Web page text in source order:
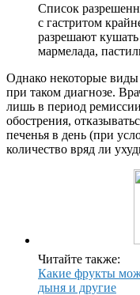
Список
с гастритом
разрешают
мармелада,
Однако некоторые виды
при таком диагнозе.
лишь в период
обострения,
печенья в день (при
количество вряд ли
Читайте также:
Какие фрукты
дыня и другие